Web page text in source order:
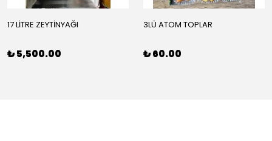
17 LİTRE ZEYTİNYAĞI
₺ 5,500.00
3LÜ ATOM TOPLAR
₺ 60.00